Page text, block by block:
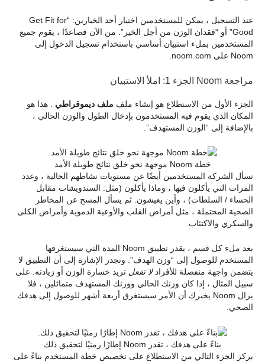
عند التسجيل ، يمكن للمستخدمين اختيار أحد الخيارين: “Get Fit for
Good” أو “فقدان الوزن من أجل الخير”. من الآن فصاعدًا ، يقوم جميع
المستخدمين بملء استبيان أساسي باستخدام تسجيل الدخول إلى
Noom على noom.com.
مراجعة Noom الجزء 1: املأ الاستبيان
الجزء الأول من الاستطلاع هو إنشاء ملف ملف ديموقراطي . هذا هو
المكان الذي يقوم فيه المستخدمون بإدخال الطول والوزن الحالي ،
بالإضافة إلى “الوزن المستهدف”.
خطة Noom موجهة نحو خلق نتائج طويلة الأمد
تسأل الشركة المستخدمين أيضًا عن مستويات نشاطهم الحالية ، وعدد
المرات التي يأكلون فيها ، وماذا يأكلون (مثل: السندويشات مقابل
الحساء / السلطات) ، وأين يعيشون. ثم يسأل المسح عن المخاطر
الصحية المحتملة ، مثل أمراض القلب والأوعية الدموية وأمراض الكلى
والسكري والاكتئاب.
بعد ملء كل قسم ، يقدر تطبيق Noom المدة التي سيستغرقها
المستخدم للوصول إلى “وزن الهدف”. وتجدر الإشارة إلى أن التطبيق لا
يتضمن واجهة منفصلة للأفرادلا تفعل تريد خسارة الوزن أو زيادته. على
سبيل المثال ، إذا كان وزنك الحالي ووزنك المستهدف متماثلين ، فلا
يزال Noom يخبرك أن الأمر سيستغرق أربعة أشهر للوصول إلى هدفك
الصحي.
بناءً على هدفك ، تقدر Noom إطارًا زمنيًا لتحقيق ذلك
يركز الجزء التالي من الاستطلاع على تخصيص خطة المستخدم بناءً على